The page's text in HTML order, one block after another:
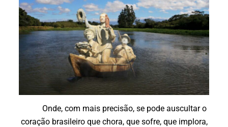
Onde, com mais precisão, se pode auscultar o
coração brasileiro que chora, que sofre, que implora,